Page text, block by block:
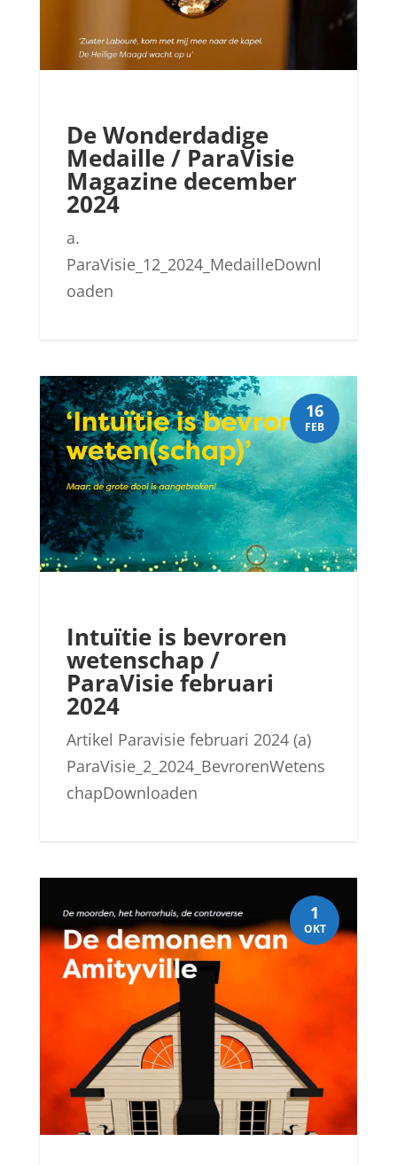
De Wonderdadige
Medaille / ParaVisie
Magazine december
2024
a.
ParaVisie_12_2024_MedailleDownl
oaden
Intuïtie is bevroren
wetenschap /
ParaVisie februari
2024
Artikel Paravisie februari 2024 (a)
ParaVisie_2_2024_BevrorenWetens
chapDownloaden
16
FEB
1
OKT